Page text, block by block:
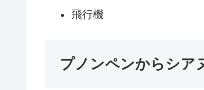
飛行機
プノンペンからシア